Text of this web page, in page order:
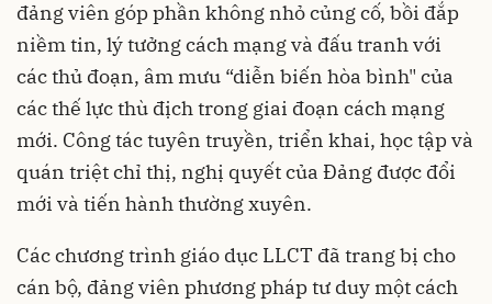
đảng viên góp phần không nhỏ củng cố, bồi đắp
niềm tin, lý tưởng cách mạng và đấu tranh với
các thủ đoạn, âm mưu “diễn biến hòa bình" của
các thế lực thù địch trong giai đoạn cách mạng
mới. Công tác tuyên truyền, triển khai, học tập và
quán triệt chỉ thị, nghị quyết của Đảng được đổi
mới và tiến hành thường xuyên.
Các chương trình giáo dục LLCT đã trang bị cho
cán bộ, đảng viên phương pháp tư duy một cách